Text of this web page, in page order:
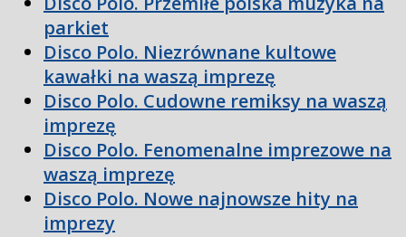
parkiet
Disco Polo. Niezrównane kultowe
kawałki na waszą imprezę
Disco Polo. Cudowne remiksy na waszą
imprezę
Disco Polo. Fenomenalne imprezowe na
waszą imprezę
Disco Polo. Nowe najnowsze hity na
imprezy